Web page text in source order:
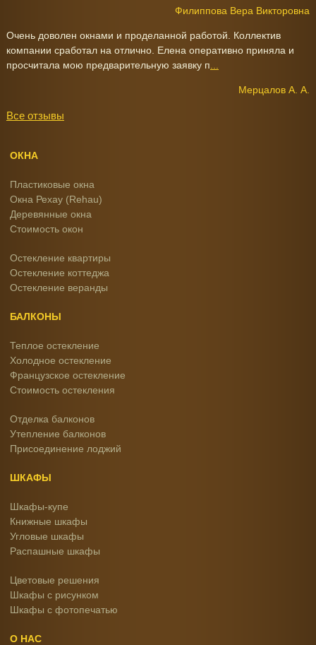
Филиппова Вера Викторовна
Очень доволен окнами и проделанной работой. Коллектив
компании сработал на отлично. Елена оперативно приняла и
просчитала мою предварительную заявку п
Мерцалов А. А.
Все отзывы
ОКНА
Пластиковые окна
Окна Рехау (Rehau)
Деревянные окна
Стоимость окон
Остекление квартиры
Остекление коттеджа
Остекление веранды
БАЛКОНЫ
Теплое остекление
Холодное остекление
Французское остекление
Стоимость остекления
Отделка балконов
Утепление балконов
Присоединение лоджий
ШКАФЫ
Шкафы-купе
Книжные шкафы
Угловые шкафы
Распашные шкафы
Цветовые решения
Шкафы с рисунком
Шкафы с фотопечатью
О НАС